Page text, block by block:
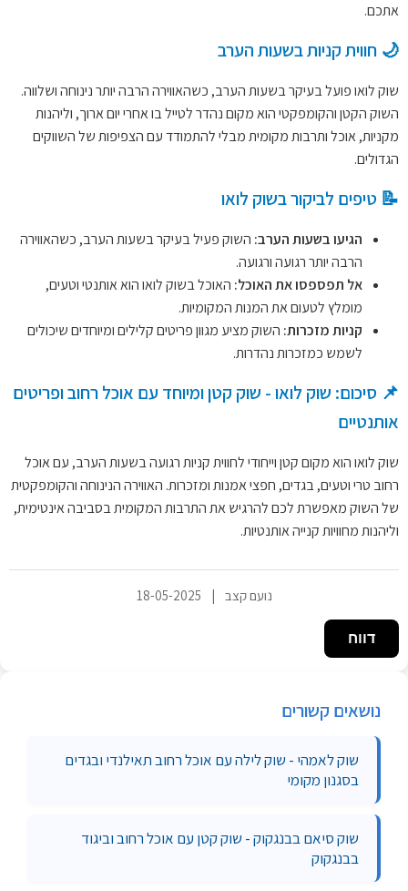
אתכם.
🌙 חווית קניות בשעות הערב
שוק לואו פועל בעיקר בשעות הערב, כשהאווירה הרבה יותר נינוחה ושלווה.
השוק הקטן והקומפקטי הוא מקום נהדר לטייל בו אחרי יום ארוך, וליהנות
מקניות, אוכל ותרבות מקומית מבלי להתמודד עם הצפיפות של השווקים
הגדולים.
📝 טיפים לביקור בשוק לואו
הגיעו בשעות הערב: השוק פעיל בעיקר בשעות הערב, כשהאווירה
הרבה יותר רגועה ורגועה.
אל תפספסו את האוכל: האוכל בשוק לואו הוא אותנטי וטעים,
מומלץ לטעום את המנות המקומיות.
קניות מזכרות: השוק מציע מגוון פריטים קלילים ומיוחדים שיכולים
לשמש כמזכרות נהדרות.
📌 סיכום: שוק לואו - שוק קטן ומיוחד עם אוכל רחוב ופריטים
אותנטיים
שוק לואו הוא מקום קטן וייחודי לחווית קניות רגועה בשעות הערב, עם אוכל
רחוב טרי וטעים, בגדים, חפצי אמנות ומזכרות. האווירה הנינוחה והקומפקטית
של השוק מאפשרת לכם להרגיש את התרבות המקומית בסביבה אינטימית,
וליהנות מחוויות קנייה אותנטיות.
נועם קצב |
18-05-2025
דווח
נושאים קשורים
שוק לאמהי - שוק לילה עם אוכל רחוב תאילנדי ובגדים
בסגנון מקומי
שוק סיאם בבנגקוק - שוק קטן עם אוכל רחוב וביגוד
בבנגקוק